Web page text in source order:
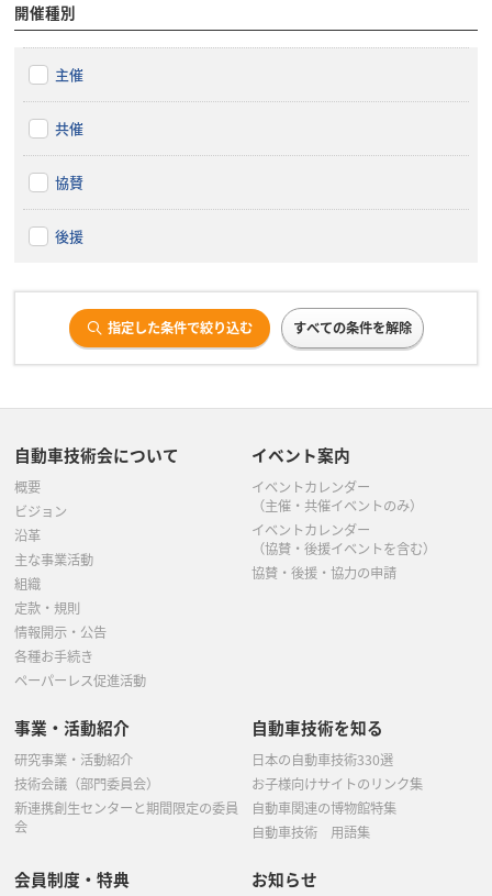
開催種別
主催
共催
協賛
後援
指定した条件で絞り込む すべての条件を解除
自動車技術会について
概要
ビジョン
沿革
主な事業活動
組織
定款・規則
情報開示・公告
各種お手続き
ペーパーレス促進活動
イベント案内
イベントカレンダー
（主催・共催イベントのみ）
イベントカレンダー
（協賛・後援イベントを含む）
協賛・後援・協力の申請
事業・活動紹介
研究事業・活動紹介
技術会議（部門委員会）
新連携創生センターと期間限定の委員
会
自動車技術を知る
日本の自動車技術330選
お子様向けサイトのリンク集
自動車関連の博物館特集
自動車技術 用語集
会員制度・特典 お知らせ